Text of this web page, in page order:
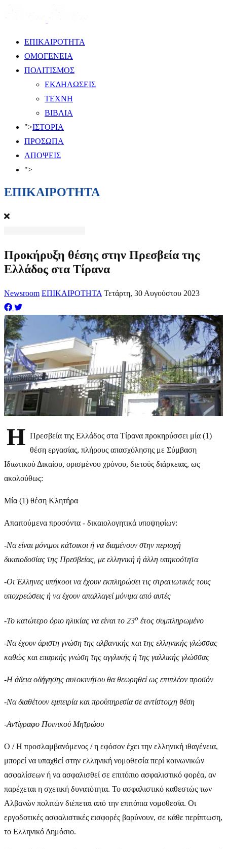
ΕΠΙΚΑΙΡΟΤΗΤΑ
ΟΜΟΓΕΝΕΙΑ
ΠΟΛΙΤΙΣΜΟΣ
ΕΚΔΗΛΩΣΕΙΣ
ΤΕΧΝΗ
ΒΙΒΛΙΑ
">ΙΣΤΟΡΙΑ
ΠΡΟΣΩΠΑ
ΑΠΟΨΕΙΣ
">
ΕΠΙΚΑΙΡΟΤΗΤΑ
Προκήρυξη θέσης στην Πρεσβεία της
Ελλάδος στα Τίρανα
Newsroom ΕΠΙΚΑΙΡΟΤΗΤΑ Τετάρτη, 30 Αυγούστου 2023
Η Πρεσβεία της Ελλάδος στα Τίρανα προκηρύσσει μία (1)
θέση εργασίας, πλήρους απασχόλησης με Σύμβαση
Ιδιωτικού Δικαίου, ορισμένου χρόνου, διετούς διάρκειας, ως
ακολούθως:
Μία (1) θέση Κλητήρα
Απαιτούμενα προσόντα - δικαιολογητικά υποψηφίων:
-Να είναι μόνιμοι κάτοικοι ή να διαμένουν στην περιοχή
δικαιοδοσίας της Πρεσβείας, με ελληνική ή άλλη υπηκοότητα
-Οι Έλληνες υπήκοοι να έχουν εκπληρώσει τις στρατιωτικές τους
υποχρεώσεις ή να έχουν απαλλαγεί μόνιμα από αυτές
-Το κατώτερο όριο ηλικίας να είναι το 23ο έτος συμπληρωμένο
-Να έχουν άριστη γνώση της αλβανικής και της ελληνικής γλώσσας
καθώς και επαρκής γνώση της αγγλικής ή της γαλλικής γλώσσας
-Η άδεια οδήγησης αυτοκινήτου θα θεωρηθεί ως επιπλέον προσόν
-Να διαθέτουν εμπειρία και προϋπηρεσία σε αντίστοιχη θέση
-Αντίγραφο Ποινικού Μητρώου
Ο / Η προσλαμβανόμενος / η εφόσον έχει την ελληνική ιθαγένεια,
μπορεί να υπαχθεί στην ελληνική νομοθεσία περί κοινωνικών
ασφαλίσεων ή να ασφαλισθεί σε επιτόπιο ασφαλιστικό φορέα, αν
παρέχεται η σχετική δυνατότητα. Το ασφαλιστικό καθεστώς των
Αλβανών πολιτών διέπεται από την επιτόπια νομοθεσία. Οι
εργοδοτικές ασφαλιστικές εισφορές βαρύνουν, σε κάθε περίπτωση,
το Ελληνικό Δημόσιο.